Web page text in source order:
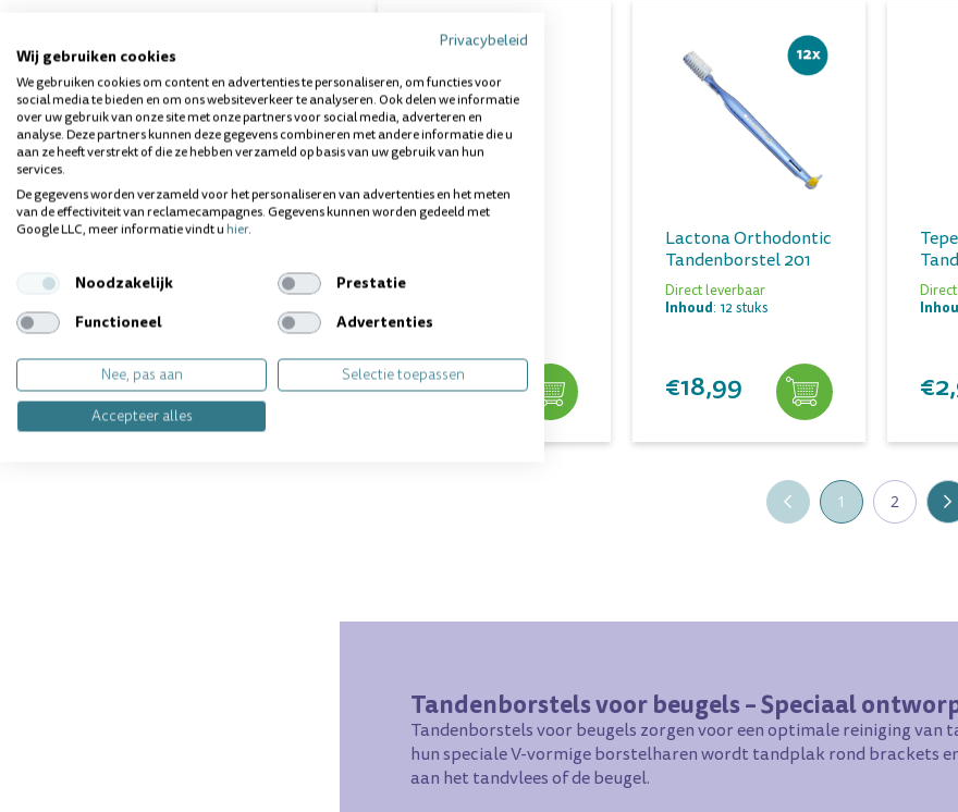
Direct leverbaar
Inhoud
€7,50
€5,99
Lactona Orthodontic
Tandenborstel 201
Direct leverbaar
Inhoud: 12 stuks
€18,99
1 2
Tandenborstels voor beugels – Speciaal
Tandenborstels voor beugels zorgen voor een optimale reiniging van
hun speciale V-vormige borstelharen wordt tandplak rond brackets
aan het tandvlees of de beugel.
Privacybeleid
Wij gebruiken cookies
We gebruiken cookies om content en advertenties te personaliseren, om functies voor
social media te bieden en om ons websiteverkeer te analyseren. Ook delen we informatie
over uw gebruik van onze site met onze partners voor social media, adverteren en
analyse. Deze partners kunnen deze gegevens combineren met andere informatie die u
aan ze heeft verstrekt of die ze hebben verzameld op basis van uw gebruik van hun
services.
De gegevens worden verzameld voor het personaliseren van advertenties en het meten
van de effectiviteit van reclamecampagnes. Gegevens kunnen worden gedeeld met
Google LLC, meer informatie vindt uhier.
Noodzakelijk
Prestatie
Functioneel
Advertenties
Nee, pas aan
Selectie toepassen
Accepteer alles